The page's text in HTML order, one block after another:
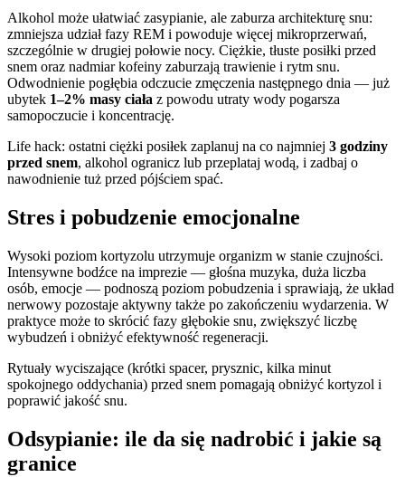
Alkohol może ułatwiać zasypianie, ale zaburza architekturę snu:
zmniejsza udział fazy REM i powoduje więcej mikroprzerwań,
szczególnie w drugiej połowie nocy. Ciężkie, tłuste posiłki przed
snem oraz nadmiar kofeiny zaburzają trawienie i rytm snu.
Odwodnienie pogłębia odczucie zmęczenia następnego dnia — już
ubytek 1–2% masy ciała z powodu utraty wody pogarsza
samopoczucie i koncentrację.
Life hack: ostatni ciężki posiłek zaplanuj na co najmniej 3 godziny
przed snem, alkohol ogranicz lub przeplataj wodą, i zadbaj o
nawodnienie tuż przed pójściem spać.
Stres i pobudzenie emocjonalne
Wysoki poziom kortyzolu utrzymuje organizm w stanie czujności.
Intensywne bodźce na imprezie — głośna muzyka, duża liczba
osób, emocje — podnoszą poziom pobudzenia i sprawiają, że układ
nerwowy pozostaje aktywny także po zakończeniu wydarzenia. W
praktyce może to skrócić fazy głębokie snu, zwiększyć liczbę
wybudzeń i obniżyć efektywność regeneracji.
Rytuały wyciszające (krótki spacer, prysznic, kilka minut
spokojnego oddychania) przed snem pomagają obniżyć kortyzol i
poprawić jakość snu.
Odsypianie: ile da się nadrobić i jakie są
granice